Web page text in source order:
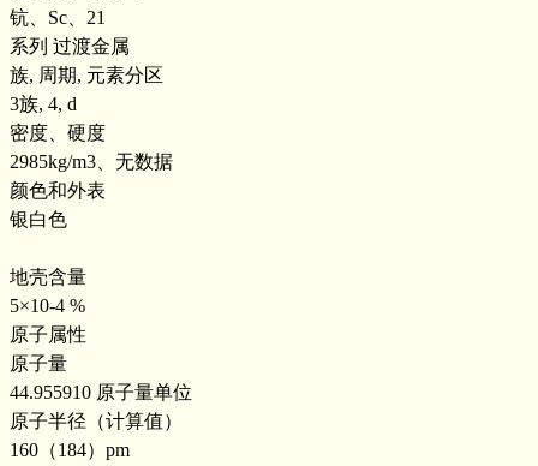
钪、Sc、21
系列 过渡金属
族, 周期, 元素分区
3族, 4, d
密度、硬度
2985kg/m3、无数据
颜色和外表
银白色
地壳含量
5×10-4 %
原子属性
原子量
44.955910 原子量单位
原子半径（计算值）
160（184）pm